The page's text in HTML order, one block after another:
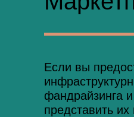
Если вы
фандрайзинга
представить их